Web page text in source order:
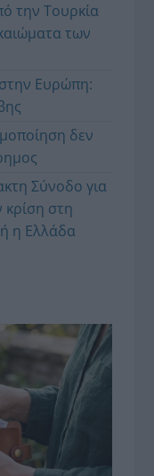
την Τουρκία
των
Ευρώπη:
δεν
Σύνοδο για
κρίση στη
η Ελλάδα